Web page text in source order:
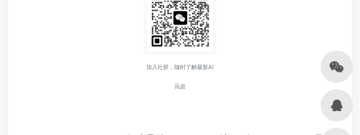
加入社群，随时了解最新AI
讯息